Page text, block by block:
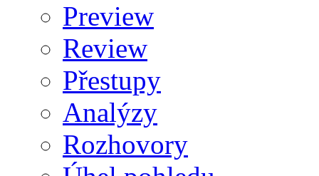
Preview
Review
Přestupy
Analýzy
Rozhovory